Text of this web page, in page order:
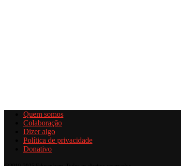
Quem somos
Colaboração
Dizer algo
Política de privacidade
Donativo